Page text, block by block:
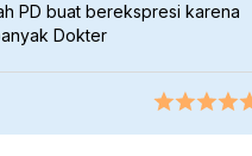
PD buat berekspresi karena
Dokter